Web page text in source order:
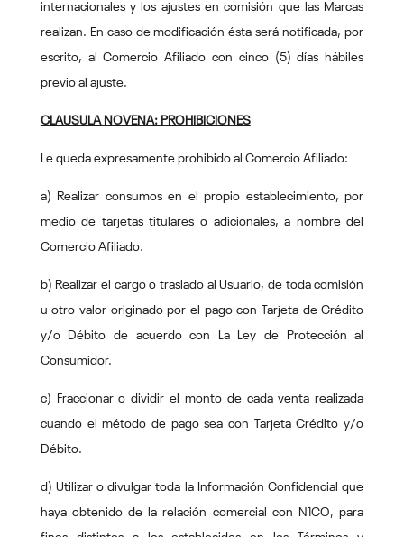
internacionales y los ajustes en comisión que las Marcas
realizan. En caso de modificación ésta será notificada, por
escrito, al Comercio Afiliado con cinco (5) días hábiles
previo al ajuste.
CLAUSULA NOVENA: PROHIBICIONES
Le queda expresamente prohibido al Comercio Afiliado:
a) Realizar consumos en el propio establecimiento, por
medio de tarjetas titulares o adicionales, a nombre del
Comercio Afiliado.
b) Realizar el cargo o traslado al Usuario, de toda comisión
u otro valor originado por el pago con Tarjeta de Crédito
y/o Débito de acuerdo con La Ley de Protección al
Consumidor.
c) Fraccionar o dividir el monto de cada venta realizada
cuando el método de pago sea con Tarjeta Crédito y/o
Débito.
d) Utilizar o divulgar toda la Información Confidencial que
haya obtenido de la relación comercial con N1CO, para